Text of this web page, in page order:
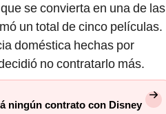
se convierta en una de las
un total de cinco películas.
doméstica hechas por
no contratarlo más.
ningún contrato con Disney